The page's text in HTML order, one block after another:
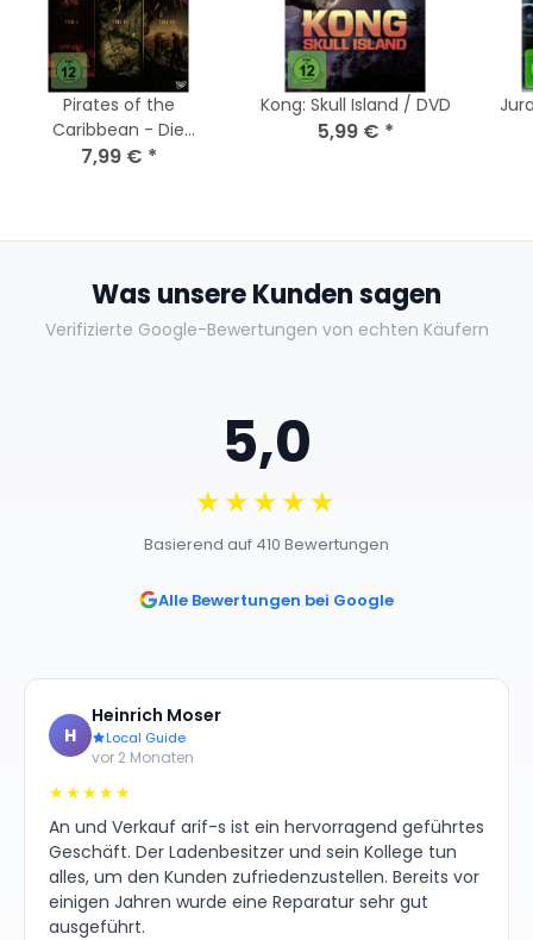
Pirates of the
Caribbean - Die
Piraten-Trilogie (3
7,99 € *
Kong: Skull Island / DVD
5,99 € *
Was unsere Kunden sagen
Verifizierte Google-Bewertungen von echten Käufern
5,0
★★★★★
Basierend auf 410 Bewertungen
Alle Bewertungen bei Google
H
Heinrich Moser
Local Guide
vor 2 Monaten
★★★★★
An und Verkauf arif-s ist ein hervorragend geführtes
Geschäft. Der Ladenbesitzer und sein Kollege tun
alles, um den Kunden zufriedenzustellen. Bereits vor
einigen Jahren wurde eine Reparatur sehr gut
ausgeführt.